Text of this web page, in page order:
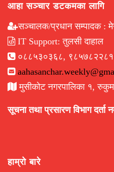
आहा सञ्चार डटकमका लागि
सञ्चालक/प्रधान सम्पादक :
IT Support: तुलसी दाहाल
०८८५३०३६८,
मुसीकोट नगरपालिका १,
सूचना तथा प्रसारण विभाग
हाम्रो बारे